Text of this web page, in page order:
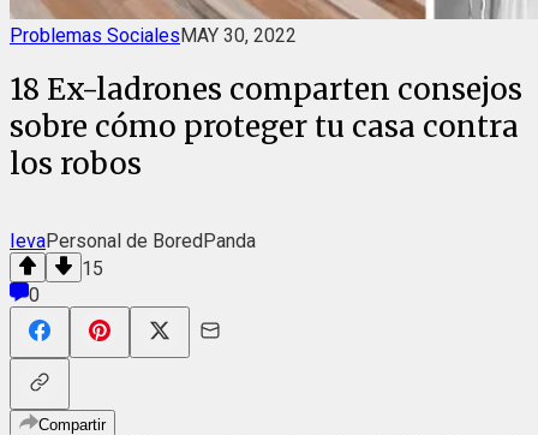
Problemas SocialesMAY 30, 2022
18 Ex-ladrones comparten consejos
sobre cómo proteger tu casa contra
los robos
IevaPersonal de BoredPanda
15
0
Compartir